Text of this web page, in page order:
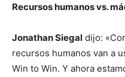
Recursos humanos vs.
Jonathan Siegal dijo:
recursos humanos van a
Win to Win. Y ahora